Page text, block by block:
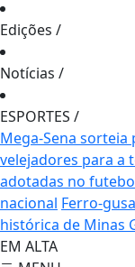
Edições /
Notícias /
ESPORTES /
Mega-Sena sorteia
velejadores para a
adotadas no
nacional Ferro-
histórica de Minas
EM ALTA